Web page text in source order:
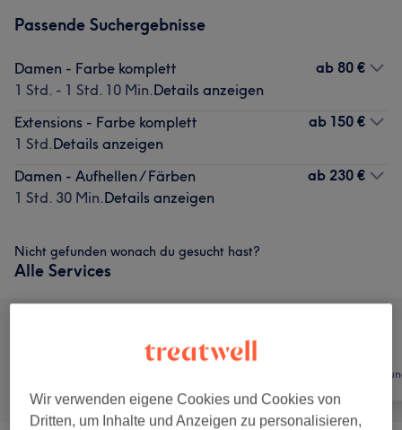
Passende Suchergebnisse
Damen - Farbe komplett
1 Std. - 1 Std. 10 Min.Details anzeigen
ab 80 €
Extensions - Farbe komplett
1 Std.Details anzeigen
ab 150 €
Damen - Aufhellen / Färben
1 Std. 30 Min.Details anzeigen
ab 230 €
Nicht gefunden wonach du gesucht hast?
Alle Services
Wir verwenden eigene Cookies und Cookies von
Dritten, um Inhalte und Anzeigen zu personalisieren,